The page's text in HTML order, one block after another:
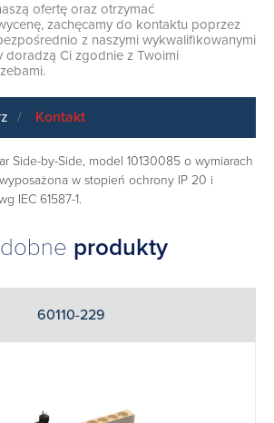
ofertę oraz otrzymać
zachęcamy do kontaktu poprzez
z naszymi wykwalifikowanymi
doradzą Ci zgodnie z Twoimi
Kontakt
Side-by-Side, model 10130085 o wymiarach
w stopień ochrony IP 20 i
IEC 61587-1.
produkty
60110-229